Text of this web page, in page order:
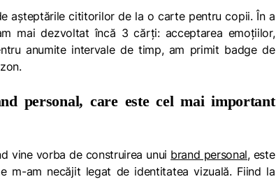
așteptările cititorilor de la o carte pentru copii. În a
mai dezvoltat încă 3 cărți: acceptarea emoțiilor,
anumite intervale de timp, am primit badge de
personal, care este cel mai important
vine vorba de construirea unui brand personal,este
m-am necăjit legat de identitatea vizuală. Fiind la